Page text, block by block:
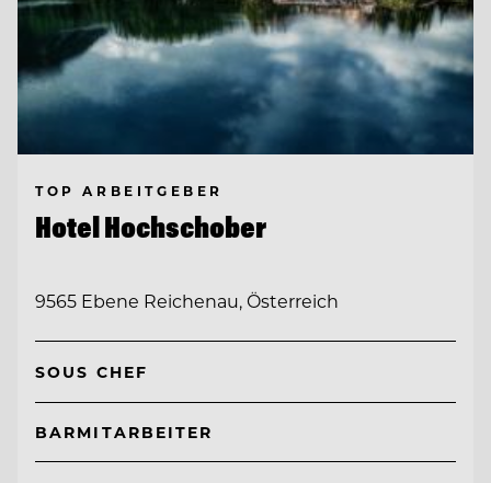
TOP ARBEITGEBER
Hotel Hochschober
9565 Ebene Reichenau, Österreich
SOUS CHEF
BARMITARBEITER